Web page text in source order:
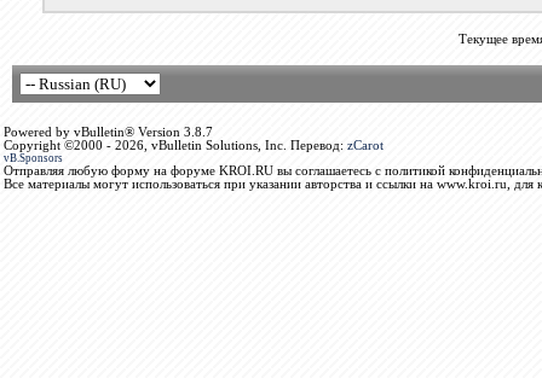
Текущее
Powered by vBulletin® Version 3.8.7
Copyright ©2000 - 2026, vBulletin Solutions, Inc. Перевод: zCarot
vB.Sponsors
Отправляя любую форму на форуме KROI.RU вы соглашаетесь с политикой
Все материалы могут использоваться при указании авторства и ссылки на www.kroi.ru, для